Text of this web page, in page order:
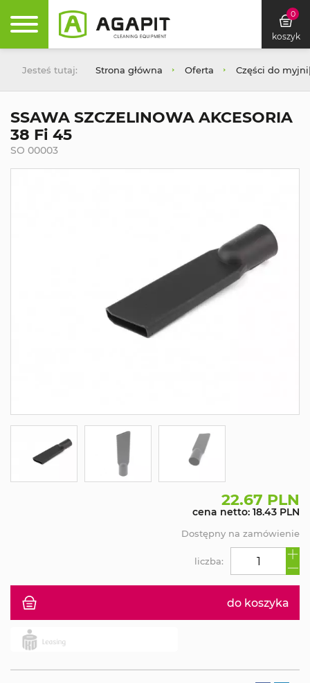
0
koszyk
Jesteś tutaj: Strona główna Oferta Części do
SSAWA SZCZELINOWA AKCESORIA
38 Fi 45
SO 00003
22.67 PLN
cena netto: 18.43 PLN
do koszyka
liczba:
Dostępny na zamówienie